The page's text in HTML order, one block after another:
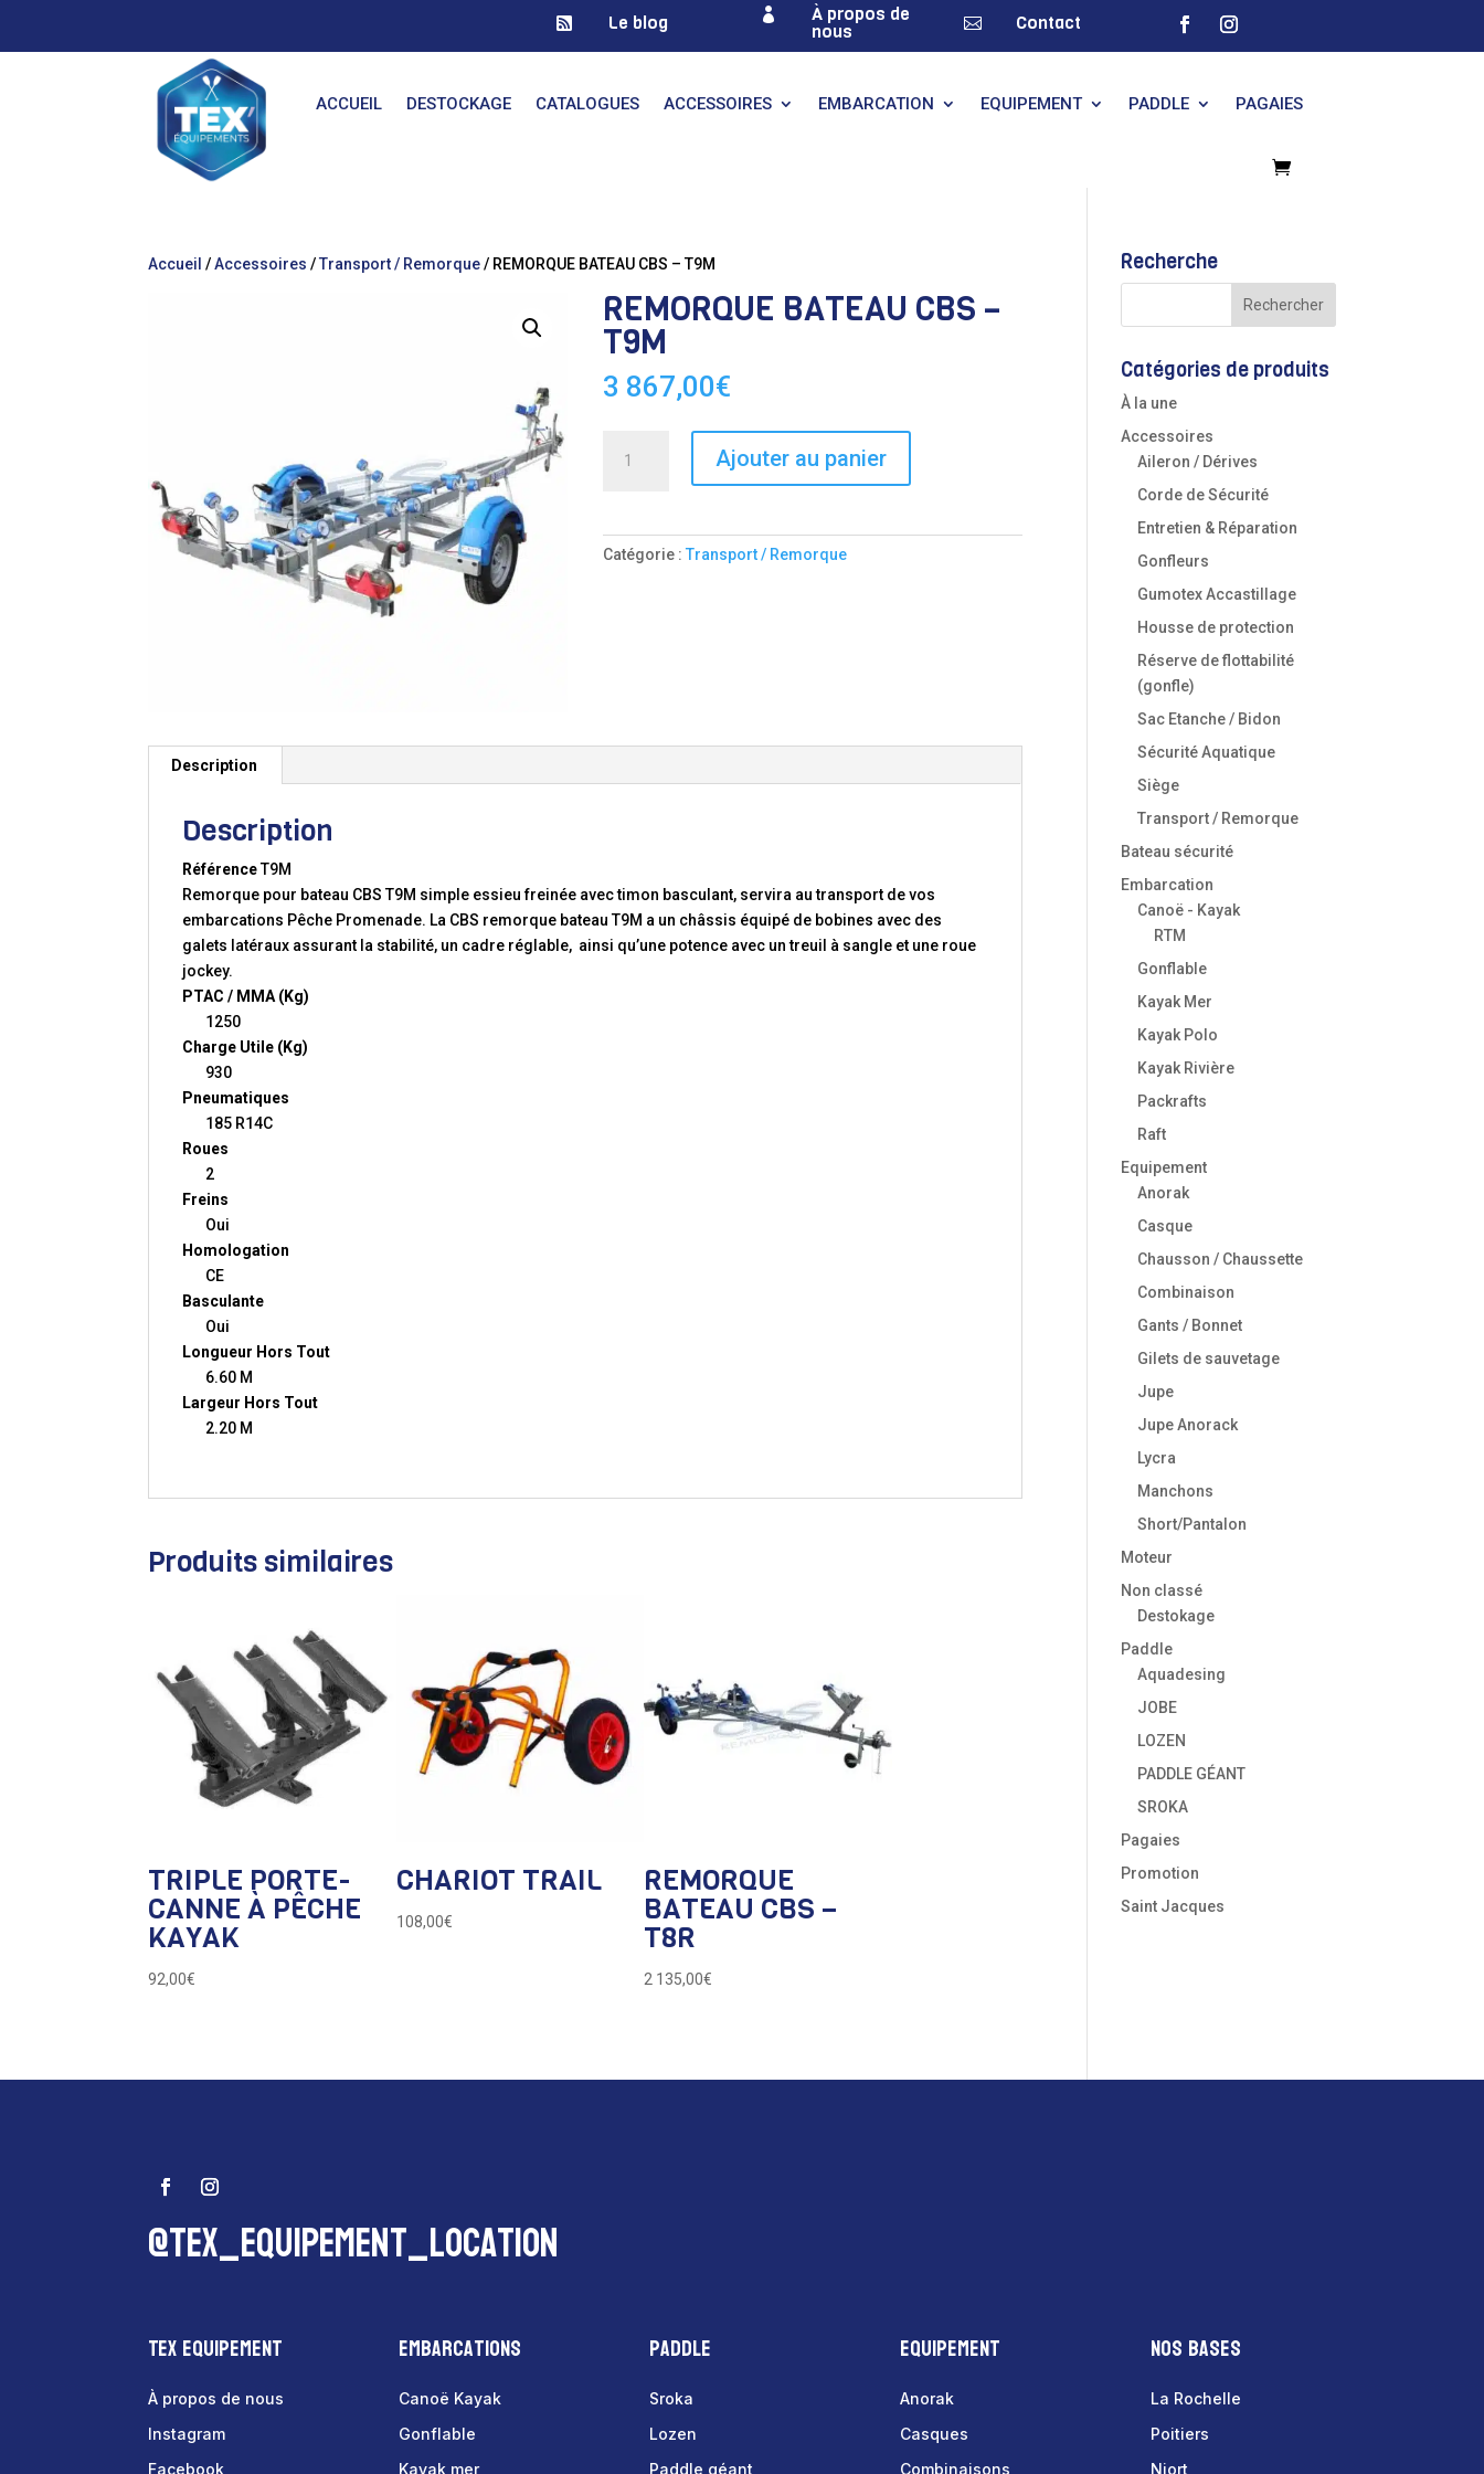
 Le blog  À propos de
nous  Contact
ACCUEIL DESTOCKAGE CATALOGUES ACCESSOIRES EMBARCATION EQUIPEMENT PADDLE PAGAIES
Accueil /Accessoires /Transport / Remorque/ REMORQUE BATEAU CBS – T9M
REMORQUE BATEAU CBS –
T9M
3 867,00€
Ajouter au panier
Catégorie :Transport / Remorque
Description
Description
RéférenceT9M
Remorque pour bateau CBS T9M simple essieu freinée avec timon basculant, servira au transport de vos
embarcations Pêche Promenade. La CBS remorque bateau T9M a un châssis équipé de bobines avec des
galets latéraux assurant la stabilité, un cadre réglable, ainsi qu’une potence avec un treuil à sangle et une roue
jockey.
PTAC / MMA (Kg)
1250
Charge Utile (Kg)
930
Pneumatiques
185 R14C
Roues
2
Freins
Oui
Homologation
CE
Basculante
Oui
Longueur Hors Tout
6.60 M
Largeur Hors Tout
2.20 M
Produits similaires
TRIPLE PORTE-
CANNE À PÊCHE
KAYAK
92,00€
CHARIOT TRAIL
108,00€
REMORQUE
BATEAU CBS –
T8R
2 135,00€
Recherche
Catégories de produits
À la une
Accessoires
Aileron / Dérives
Corde de Sécurité
Entretien & Réparation
Gonfleurs
Gumotex Accastillage
Housse de protection
Réserve de flottabilité
(gonfle)
Sac Etanche / Bidon
Sécurité Aquatique
Siège
Transport / Remorque
Bateau sécurité
Embarcation
Canoë - Kayak
RTM
Gonflable
Kayak Mer
Kayak Polo
Kayak Rivière
Packrafts
Raft
Equipement
Anorak
Casque
Chausson / Chaussette
Combinaison
Gants / Bonnet
Gilets de sauvetage
Jupe
Jupe Anorack
Lycra
Manchons
Short/Pantalon
Moteur
Non classé
Destokage
Paddle
Aquadesing
JOBE
LOZEN
PADDLE GÉANT
SROKA
Pagaies
Promotion
Saint Jacques
@tex_equipement_location
Tex Equipement
À propos de nous
Instagram
Facebook
Embarcations
Canoë Kayak
Gonflable
Kayak mer
Paddle
Sroka
Lozen
Paddle géant
Equipement
Anorak
Casques
Combinaisons
Nos bases
La Rochelle
Poitiers
Niort